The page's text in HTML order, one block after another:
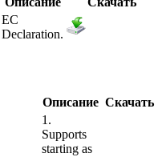
EC
Declaration.
Описание Скачать
1.
Supports
starting as